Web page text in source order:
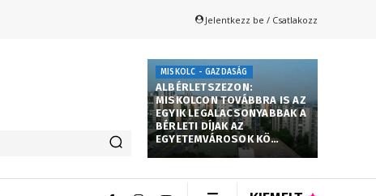
Jelentkezz be / Csatlakozz
MISKOLC - GAZDASÁG
ALBÉRLETSZEZON:
MISKOLCON TOVÁBBRA IS AZ
EGYIK LEGALACSONYABBAK A
BÉRLETI DÍJAK AZ
EGYETEMVÁROSOK KÖ…